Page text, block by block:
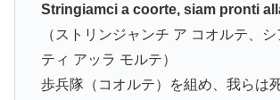
Stringiamci a coorte, siam pronti
（ストリンジャンチ ア コオルテ、
ティ アッラ モルテ）
歩兵隊（コオルテ）を組め、我らは